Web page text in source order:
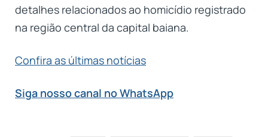
detalhes relacionados ao homicídio registrado
na região central da capital baiana.
Confira as últimas notícias
Siga nosso canal no WhatsApp